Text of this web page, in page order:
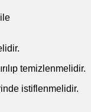
temizlenmelidir.
istiflenmelidir.